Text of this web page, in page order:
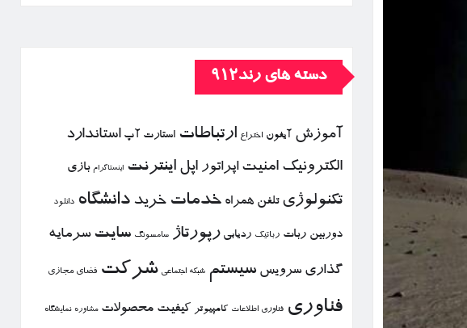
دسته های رند912
آموزش آیفون اختراع ارتباطات استارت آپ استاندارد
الكترونیك امنیت اپراتور اپل اینترنت اینستاگرام بازی
تكنولوژی تلفن همراه خدمات خرید دانشگاه دانلود
دوربین ربات رباتیك ردیابی رپورتاژ سامسونگ سایت سرمایه
گذاری سرویس سیستم شبكه اجتماعی شركت فضای مجازی
فناوری فناوری اطلاعات كامپیوتر كیفیت محصولات مشاوره نمایشگاه